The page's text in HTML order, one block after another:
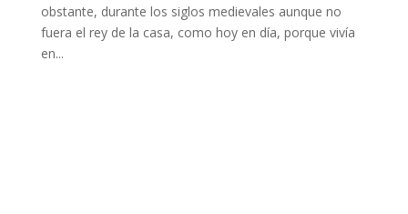
obstante, durante los siglos medievales aunque no
fuera el rey de la casa, como hoy en día, porque vivía
en...